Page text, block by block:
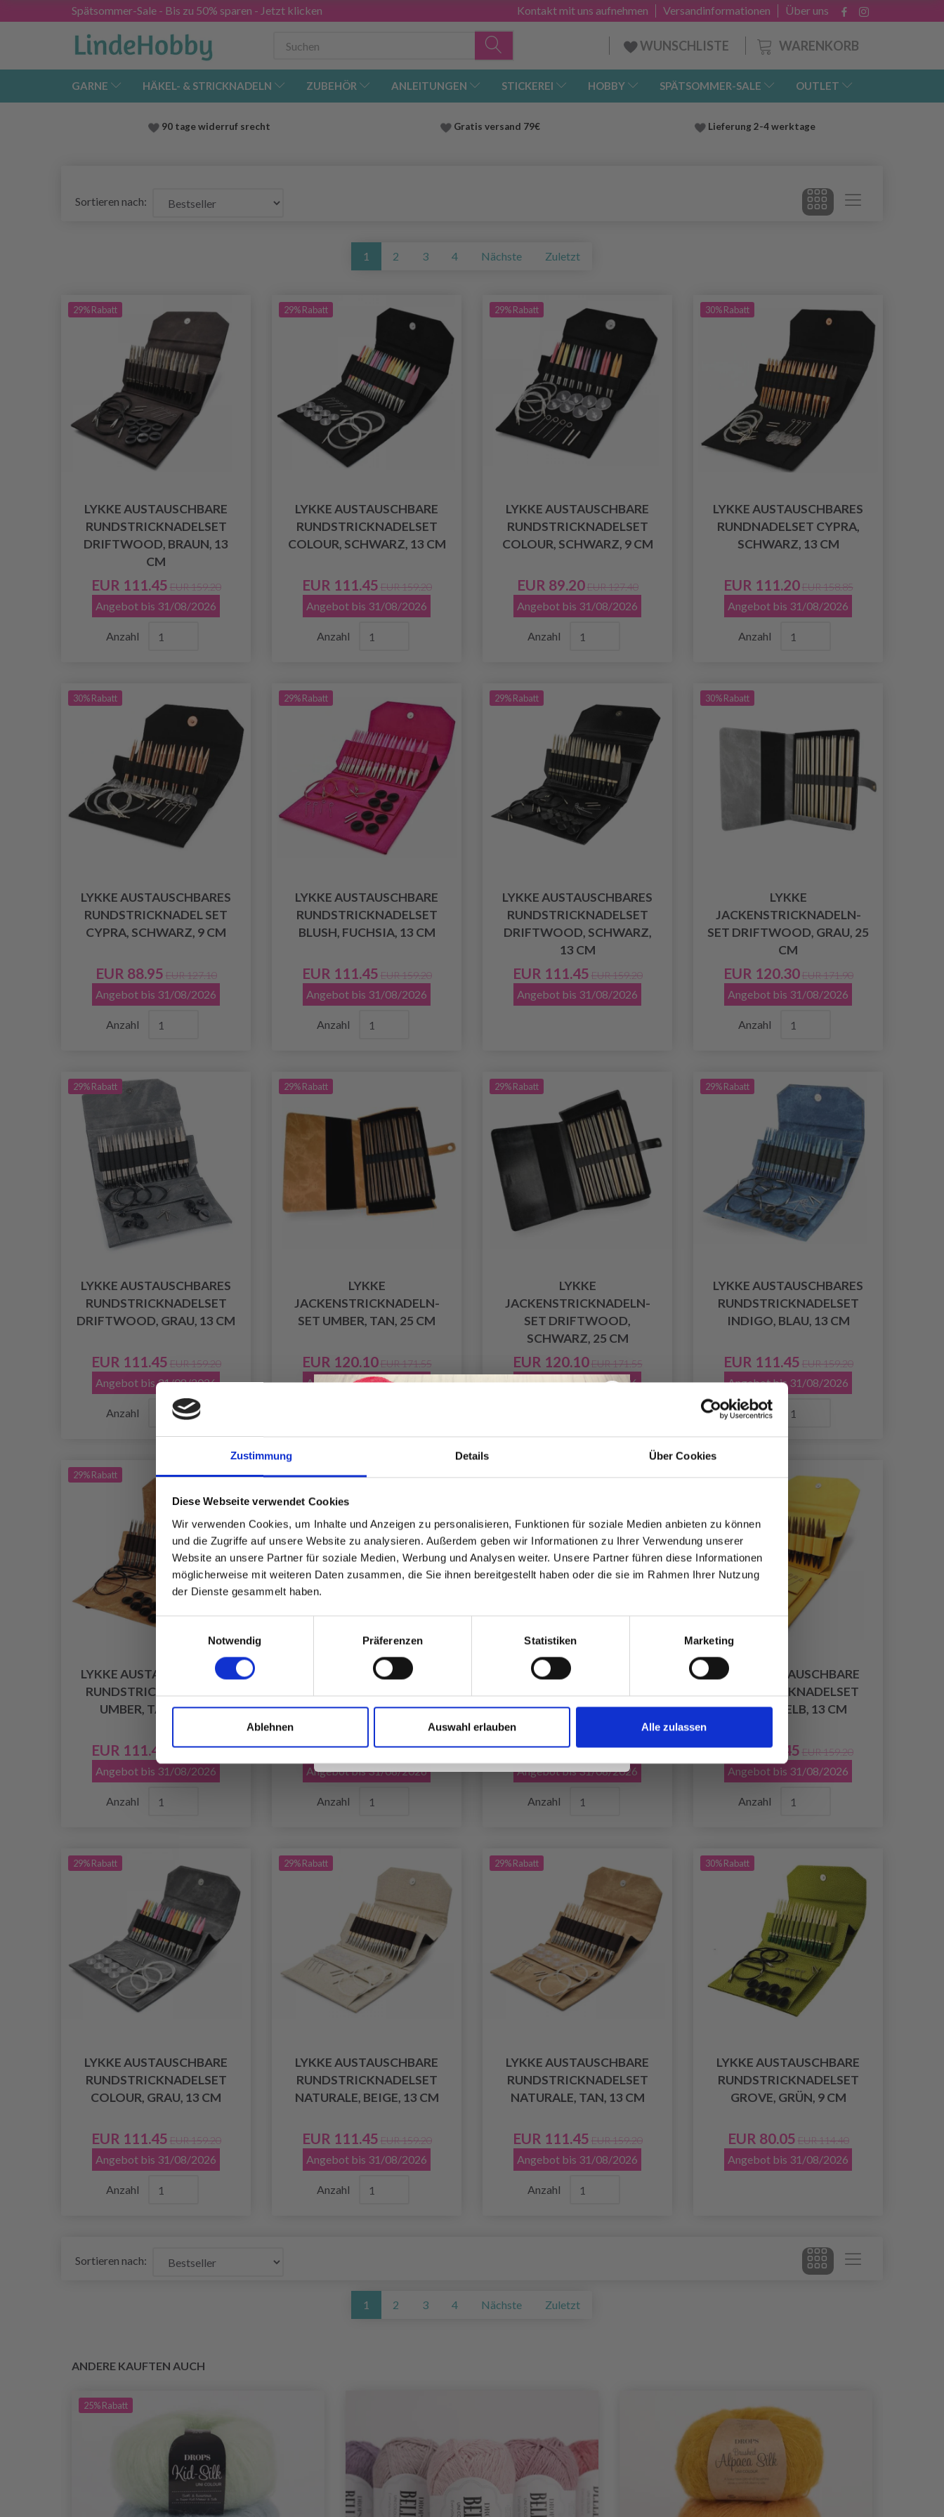
Zustimmung Details Über Cookies
Diese Webseite verwendet Cookies
Wir verwenden Cookies, um Inhalte und Anzeigen zu personalisieren, Funktionen für soziale Medien anbieten zu können
und die Zugriffe auf unsere Website zu analysieren. Außerdem geben wir Informationen zu Ihrer Verwendung unserer
Website an unsere Partner für soziale Medien, Werbung und Analysen weiter. Unsere Partner führen diese Informationen
möglicherweise mit weiteren Daten zusammen, die Sie ihnen bereitgestellt haben oder die sie im Rahmen Ihrer Nutzung
der Dienste gesammelt haben.
Einwilligungsauswahl
Notwendig
Präferenzen Statistiken Marketing
Ablehnen Auswahl erlauben Alle zulassen
Spätsommer-Sale - Bis zu 50% sparen - Jetzt klicken Über uns
Versandinformationen
Kontakt mit uns aufnehmen
WARENKORB
WUNSCHLISTE
GARNE HÄKEL- & STRICKNADELN ZUBEHÖR ANLEITUNGEN STICKEREI HOBBY SPÄTSOMMER-SALE OUTLET
90 tage widerruf srecht Gratis versand 79€ Lieferung 2-4 werktage
Sortieren nach:
1 2 3 4 Nächste Zuletzt
29% Rabatt
LYKKE AUSTAUSCHBARE
RUNDSTRICKNADELSET
DRIFTWOOD, BRAUN, 13
CM
EUR 111.45 EUR 159.20
Angebot bis 31/08/2026
Anzahl
29% Rabatt
LYKKE AUSTAUSCHBARE
RUNDSTRICKNADELSET
COLOUR, SCHWARZ, 13 CM
EUR 111.45 EUR 159.20
Angebot bis 31/08/2026
Anzahl
29% Rabatt
LYKKE AUSTAUSCHBARE
RUNDSTRICKNADELSET
COLOUR, SCHWARZ, 9 CM
EUR 89.20 EUR 127.40
Angebot bis 31/08/2026
Anzahl
30% Rabatt
LYKKE AUSTAUSCHBARES
RUNDNADELSET CYPRA,
SCHWARZ, 13 CM
EUR 111.20 EUR 158.85
Angebot bis 31/08/2026
Anzahl
30% Rabatt
LYKKE AUSTAUSCHBARES
RUNDSTRICKNADEL SET
CYPRA, SCHWARZ, 9 CM
EUR 88.95 EUR 127.10
Angebot bis 31/08/2026
Anzahl
29% Rabatt
LYKKE AUSTAUSCHBARE
RUNDSTRICKNADELSET
BLUSH, FUCHSIA, 13 CM
EUR 111.45 EUR 159.20
Angebot bis 31/08/2026
Anzahl
29% Rabatt
LYKKE AUSTAUSCHBARES
RUNDSTRICKNADELSET
DRIFTWOOD, SCHWARZ,
13 CM
EUR 111.45 EUR 159.20
Angebot bis 31/08/2026
30% Rabatt
LYKKE
JACKENSTRICKNADELN-
SET DRIFTWOOD, GRAU, 25
CM
EUR 120.30 EUR 171.90
Angebot bis 31/08/2026
Anzahl
29% Rabatt
LYKKE AUSTAUSCHBARES
RUNDSTRICKNADELSET
DRIFTWOOD, GRAU, 13 CM
EUR 111.45 EUR 159.20
Angebot bis 31/08/2026
Anzahl
29% Rabatt
LYKKE
JACKENSTRICKNADELN-
SET UMBER, TAN, 25 CM
EUR 120.10EUR 171.55
Angebot bis 31/08/2026
29% Rabatt
LYKKE
JACKENSTRICKNADELN-
SET DRIFTWOOD,
SCHWARZ, 25 CM
EUR 120.10EUR 171.55
Angebot bis 31/08/2026
29% Rabatt
LYKKE AUSTAUSCHBARES
RUNDSTRICKNADELSET
INDIGO, BLAU, 13 CM
EUR 111.45 EUR 159.20
Angebot bis 31/08/2026
Anzahl
29% Rabatt
LYKKE AUSTAUSCHBARES
RUNDSTRICKNADELSET
UMBER, TAN, 13 CM
EUR 111.45 EUR 159.20
Angebot bis 31/08/2026
Anzahl
29% Rabatt
LYKKE AUSTAUSCHBARES
BLUSH, CRIMSON, 13 CM
EUR 111.45EUR 159.20
Angebot bis 31/08/2026
Anzahl
29% Rabatt
LYKKE AUSTAUSCHBARE
INDIGO, VIOLETT, 13 CM
EUR 111.45EUR 159.20
Angebot bis 31/08/2026
Anzahl
29% Rabatt
LYKKE AUSTAUSCHBARE
RUNDSTRICKNADELSET
UMBER, GELB, 13 CM
EUR 111.45 EUR 159.20
Angebot bis 31/08/2026
Anzahl
29% Rabatt
LYKKE AUSTAUSCHBARE
RUNDSTRICKNADELSET
COLOUR, GRAU, 13 CM
EUR 111.45 EUR 159.20
Angebot bis 31/08/2026
Anzahl
29% Rabatt
LYKKE AUSTAUSCHBARE
RUNDSTRICKNADELSET
NATURALE, BEIGE, 13 CM
EUR 111.45 EUR 159.20
Angebot bis 31/08/2026
Anzahl
29% Rabatt
LYKKE AUSTAUSCHBARE
RUNDSTRICKNADELSET
NATURALE, TAN, 13 CM
EUR 111.45 EUR 159.20
Angebot bis 31/08/2026
Anzahl
30% Rabatt
LYKKE AUSTAUSCHBARE
RUNDSTRICKNADELSET
GROVE, GRÜN, 9 CM
EUR 80.05 EUR 114.40
Angebot bis 31/08/2026
Sortieren nach:
1 2 3 4 Nächste Zuletzt
ANDERE KAUFTEN AUCH
25%Rabatt
Werde ein Teil unserer Garn-Community
und erhalte exklusiven Zugang zu
inspirierenden Strickmustern und
Nein, danke